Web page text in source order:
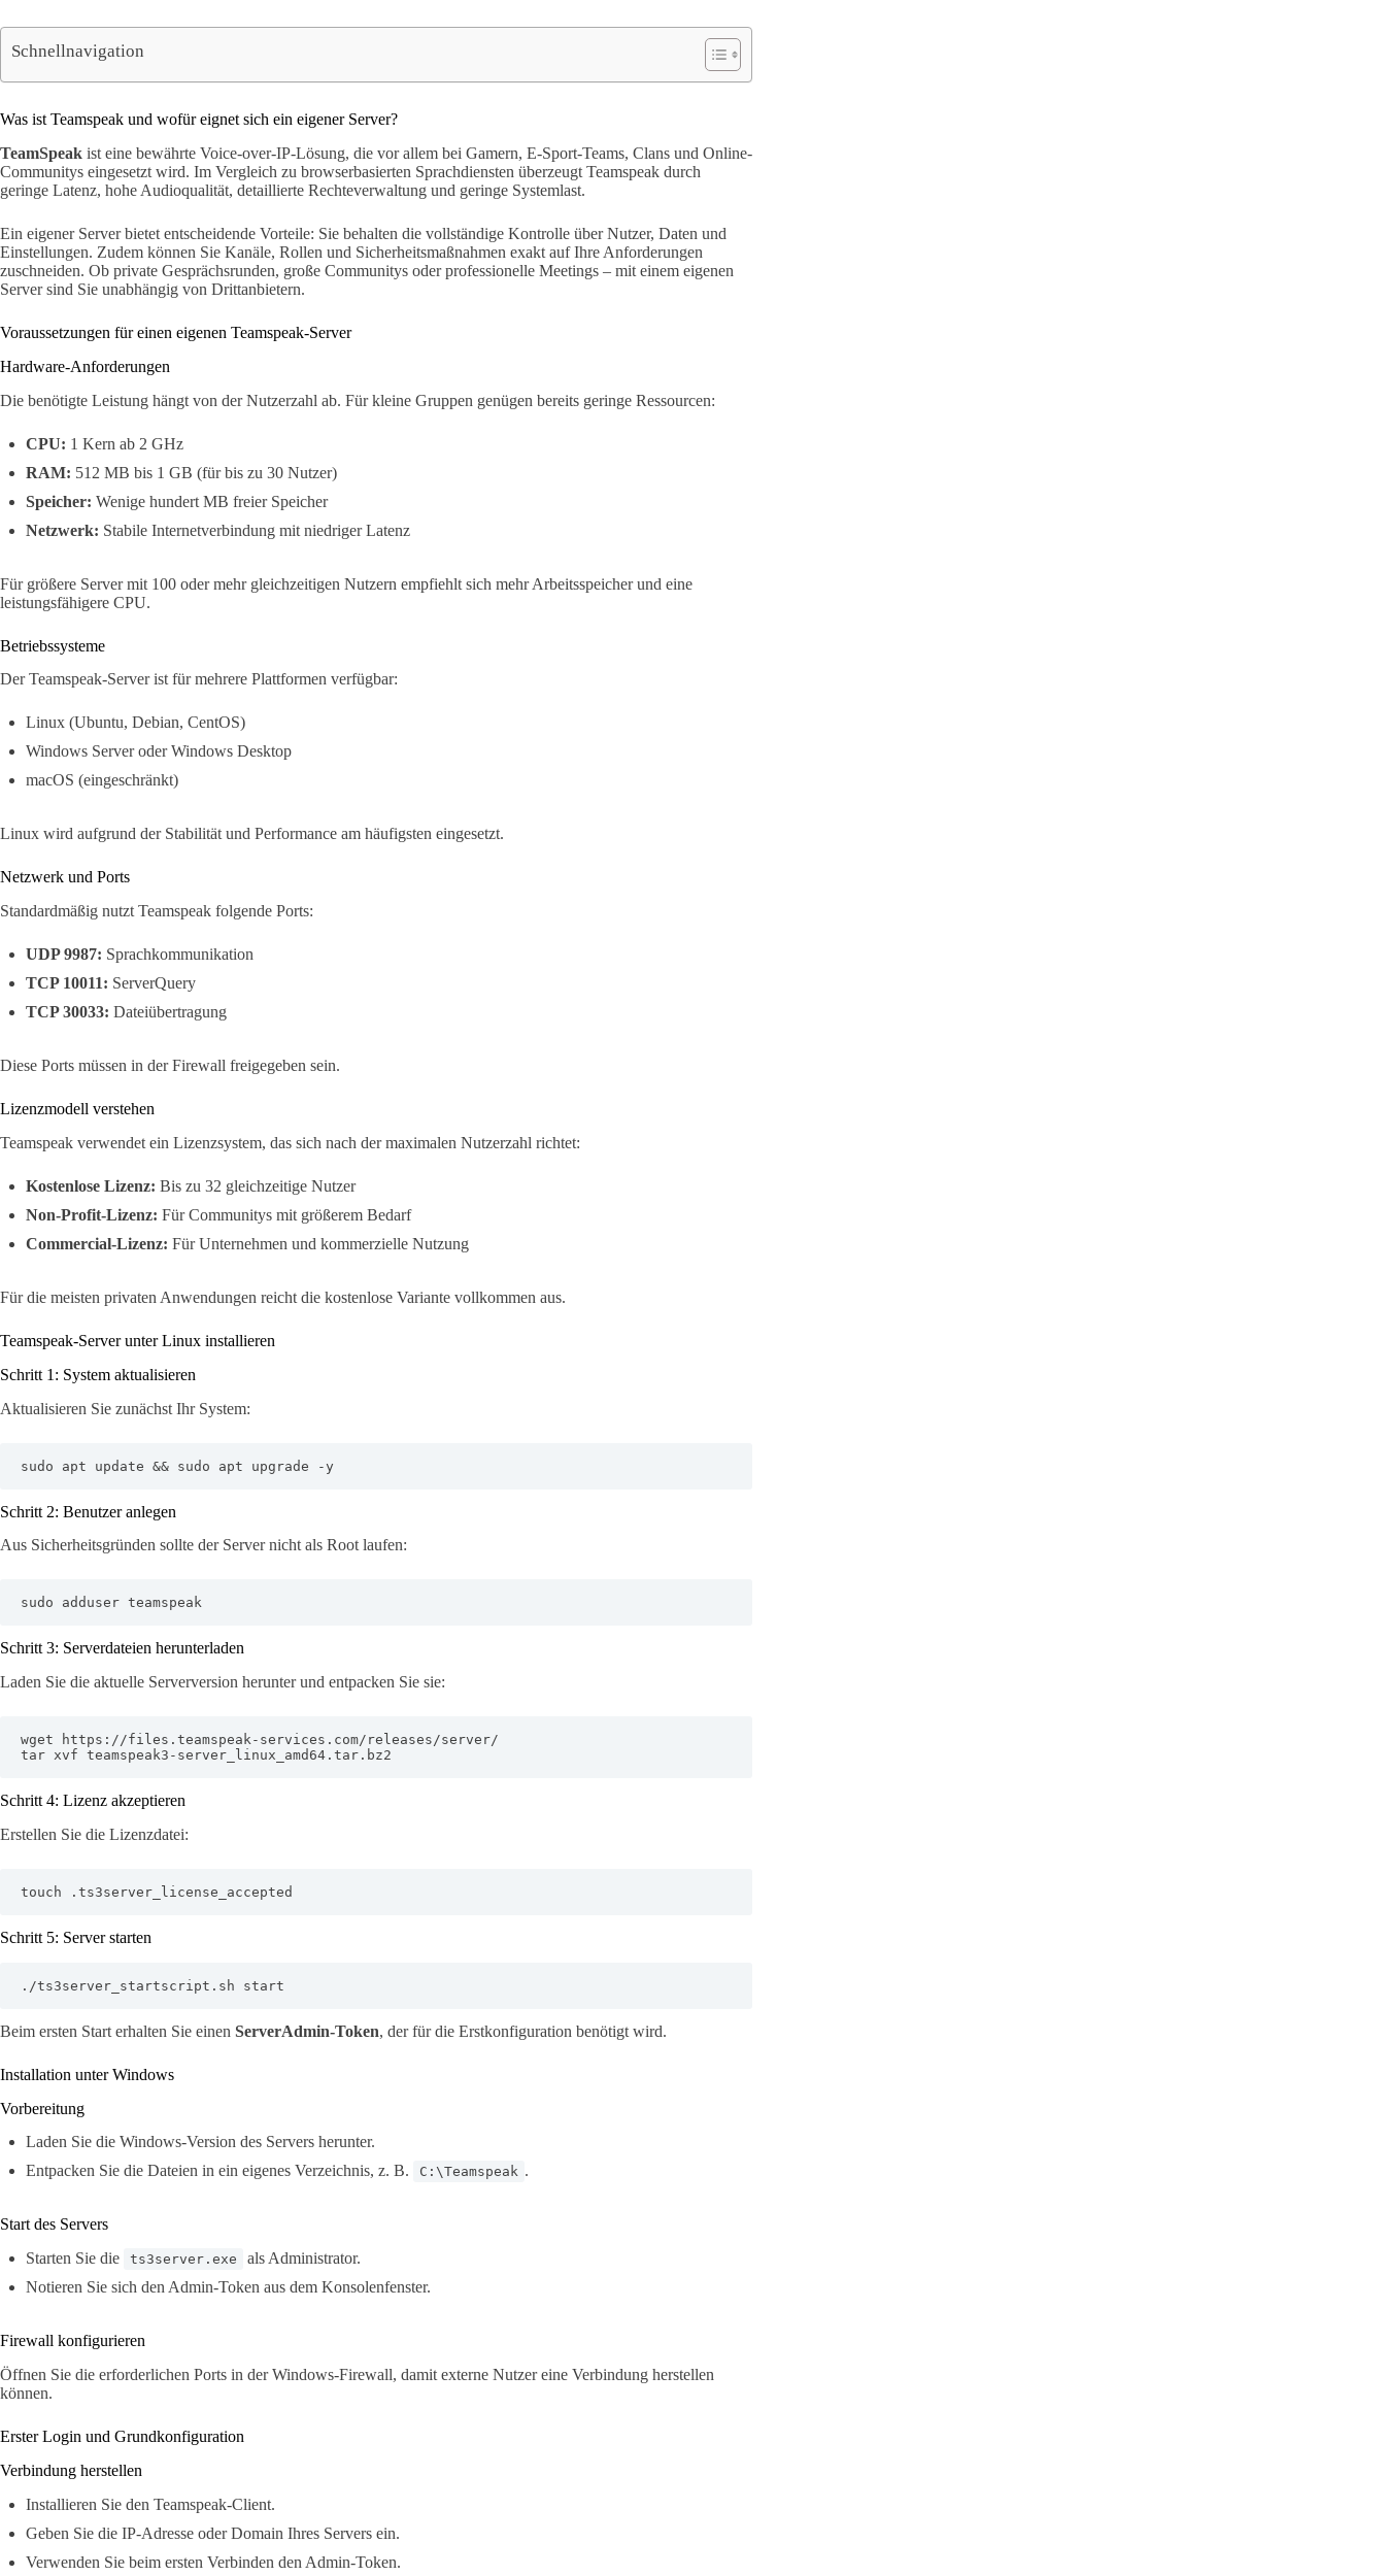
Schnellnavigation
Was ist Teamspeak und wofür eignet sich ein eigener Server?
TeamSpeak ist eine bewährte Voice-over-IP-Lösung, die vor allem bei Gamern, E-Sport-Teams, Clans und Online-
Communitys eingesetzt wird. Im Vergleich zu browserbasierten Sprachdiensten überzeugt Teamspeak durch
geringe Latenz, hohe Audioqualität, detaillierte Rechteverwaltung und geringe Systemlast.
Ein eigener Server bietet entscheidende Vorteile: Sie behalten die vollständige Kontrolle über Nutzer, Daten und
Einstellungen. Zudem können Sie Kanäle, Rollen und Sicherheitsmaßnahmen exakt auf Ihre Anforderungen
zuschneiden. Ob private Gesprächsrunden, große Communitys oder professionelle Meetings – mit einem eigenen
Server sind Sie unabhängig von Drittanbietern.
Voraussetzungen für einen eigenen Teamspeak-Server
Hardware-Anforderungen
Die benötigte Leistung hängt von der Nutzerzahl ab. Für kleine Gruppen genügen bereits geringe Ressourcen:
CPU: 1 Kern ab 2 GHz
RAM: 512 MB bis 1 GB (für bis zu 30 Nutzer)
Speicher: Wenige hundert MB freier Speicher
Netzwerk: Stabile Internetverbindung mit niedriger Latenz
Für größere Server mit 100 oder mehr gleichzeitigen Nutzern empfiehlt sich mehr Arbeitsspeicher und eine
leistungsfähigere CPU.
Betriebssysteme
Der Teamspeak-Server ist für mehrere Plattformen verfügbar:
Linux (Ubuntu, Debian, CentOS)
Windows Server oder Windows Desktop
macOS (eingeschränkt)
Linux wird aufgrund der Stabilität und Performance am häufigsten eingesetzt.
Netzwerk und Ports
Standardmäßig nutzt Teamspeak folgende Ports:
UDP 9987: Sprachkommunikation
TCP 10011: ServerQuery
TCP 30033: Dateiübertragung
Diese Ports müssen in der Firewall freigegeben sein.
Lizenzmodell verstehen
Teamspeak verwendet ein Lizenzsystem, das sich nach der maximalen Nutzerzahl richtet:
Kostenlose Lizenz: Bis zu 32 gleichzeitige Nutzer
Non-Profit-Lizenz: Für Communitys mit größerem Bedarf
Commercial-Lizenz: Für Unternehmen und kommerzielle Nutzung
Für die meisten privaten Anwendungen reicht die kostenlose Variante vollkommen aus.
Teamspeak-Server unter Linux installieren
Schritt 1: System aktualisieren
Aktualisieren Sie zunächst Ihr System:
sudo apt update && sudo apt upgrade -y
Schritt 2: Benutzer anlegen
Aus Sicherheitsgründen sollte der Server nicht als Root laufen:
sudo adduser teamspeak
Schritt 3: Serverdateien herunterladen
Laden Sie die aktuelle Serverversion herunter und entpacken Sie sie:
wget https://files.teamspeak-services.com/releases/server/
tar xvf teamspeak3-server_linux_amd64.tar.bz2
Schritt 4: Lizenz akzeptieren
Erstellen Sie die Lizenzdatei:
touch .ts3server_license_accepted
Schritt 5: Server starten
./ts3server_startscript.sh start
Beim ersten Start erhalten Sie einen ServerAdmin-Token, der für die Erstkonfiguration benötigt wird.
Installation unter Windows
Vorbereitung
Laden Sie die Windows-Version des Servers herunter.
Entpacken Sie die Dateien in ein eigenes Verzeichnis, z. B.
C:\Teamspeak .
Start des Servers
Starten Sie die
ts3server.exe
als Administrator.
Notieren Sie sich den Admin-Token aus dem Konsolenfenster.
Firewall konfigurieren
Öffnen Sie die erforderlichen Ports in der Windows-Firewall, damit externe Nutzer eine Verbindung herstellen
können.
Erster Login und Grundkonfiguration
Verbindung herstellen
Installieren Sie den Teamspeak-Client.
Geben Sie die IP-Adresse oder Domain Ihres Servers ein.
Verwenden Sie beim ersten Verbinden den Admin-Token.